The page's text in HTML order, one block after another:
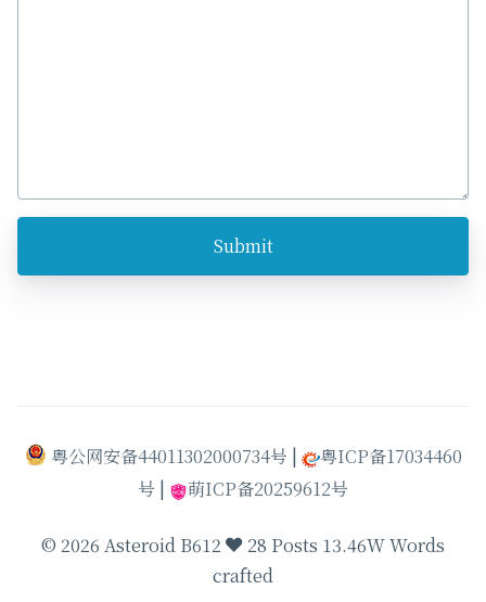
Submit
粤公网安备44011302000734号 |
粤ICP备17034460
号 | 萌ICP备20259612号
© 2026 Asteroid B612
28 Posts 13.46W Words
crafted